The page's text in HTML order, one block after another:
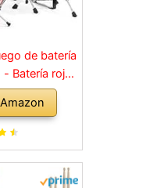
de batería
Batería roja
de 3 a 10